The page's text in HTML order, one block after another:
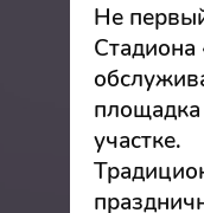
Не
Стадиона
участке.